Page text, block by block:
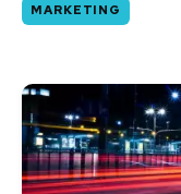
MARKETING